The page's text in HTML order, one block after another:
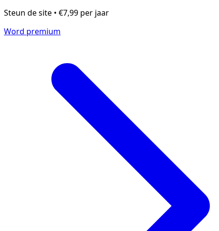
Steun de site • €7,99 per jaar
Word premium